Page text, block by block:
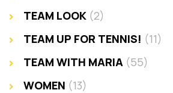
TEAM LOOK (2)
TEAM UP FOR TENNIS! (11)
TEAM WITH MARIA (55)
WOMEN (13)